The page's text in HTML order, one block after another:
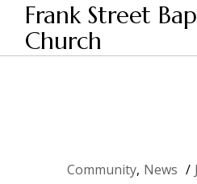
Frank Street
Church
Community News